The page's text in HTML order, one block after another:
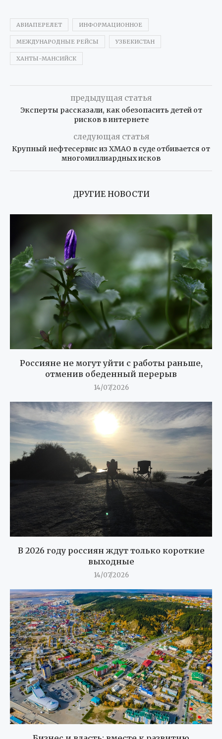
АВИАПЕРЕЛЕТ ИНФОРМАЦИОННОЕ
МЕЖДУНАРОДНЫЕ РЕЙСЫ УЗБЕКИСТАН
ХАНТЫ-МАНСИЙСК
предыдущая статья
Эксперты рассказали, как обезопасить детей от
рисков в интернете
следующая статья
Крупный нефтесервис из ХМАО в суде отбивается от
многомиллиардных исков
ДРУГИЕ НОВОСТИ
Россияне не могут уйти с работы раньше,
отменив обеденный перерыв
14/07/2026
В 2026 году россиян ждут только короткие
выходные
14/07/2026